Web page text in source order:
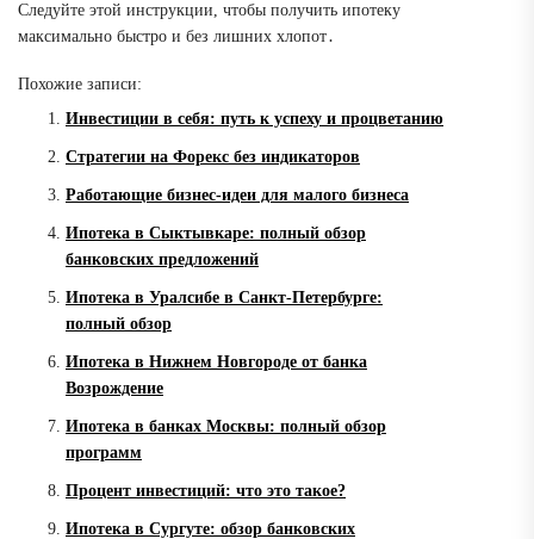
Следуйте этой инструкции, чтобы получить ипотеку
максимально быстро и без лишних хлопот․
Похожие записи:
Инвестиции в себя: путь к успеху и процветанию
Стратегии на Форекс без индикаторов
Работающие бизнес-идеи для малого бизнеса
Ипотека в Сыктывкаре: полный обзор
банковских предложений
Ипотека в Уралсибе в Санкт-Петербурге:
полный обзор
Ипотека в Нижнем Новгороде от банка
Возрождение
Ипотека в банках Москвы: полный обзор
программ
Процент инвестиций: что это такое?
Ипотека в Сургуте: обзор банковских